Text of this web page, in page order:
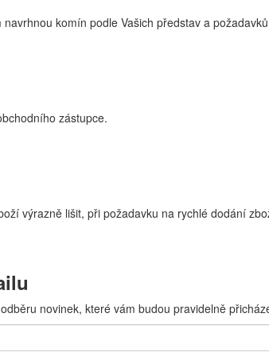
komín podle Vašich představ a
zástupce.
výrazně lišit, při požadavku na rychlé dodání
novinek, které vám budou pravidelně